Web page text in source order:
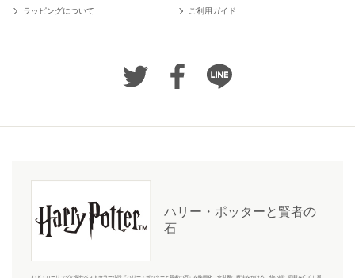
ラッピングについて ご利用ガイド
ハリー・ポッターと賢者の
石